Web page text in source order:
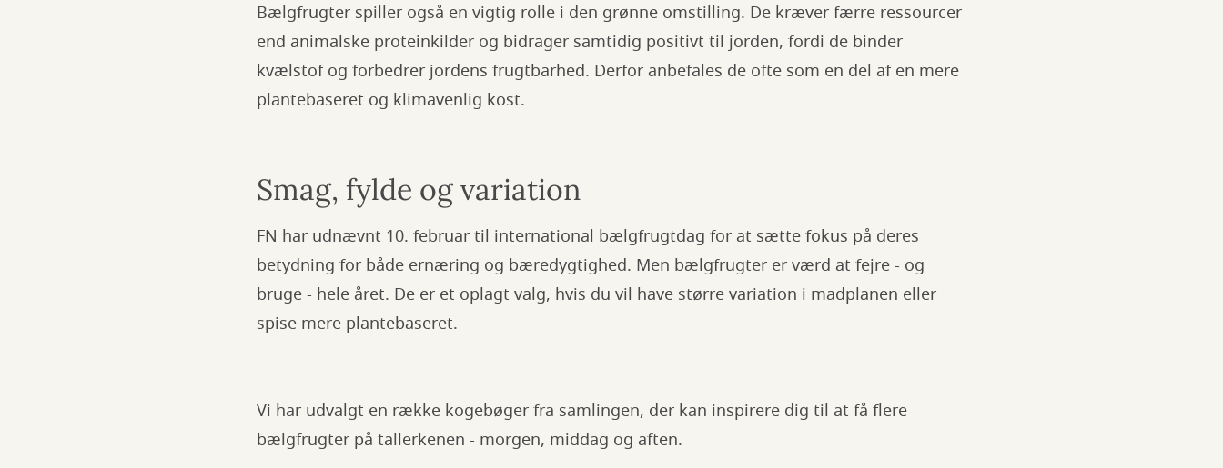
Bælgfrugter spiller også en vigtig rolle i den grønne omstilling. De kræver færre ressourcer
end animalske proteinkilder og bidrager samtidig positivt til jorden, fordi de binder
kvælstof og forbedrer jordens frugtbarhed. Derfor anbefales de ofte som en del af en mere
plantebaseret og klimavenlig kost.
Smag, fylde og variation
FN har udnævnt 10. februar til international bælgfrugtdag for at sætte fokus på deres
betydning for både ernæring og bæredygtighed. Men bælgfrugter er værd at fejre - og
bruge - hele året. De er et oplagt valg, hvis du vil have større variation i madplanen eller
spise mere plantebaseret.
Vi har udvalgt en række kogebøger fra samlingen, der kan inspirere dig til at få flere
bælgfrugter på tallerkenen - morgen, middag og aften.